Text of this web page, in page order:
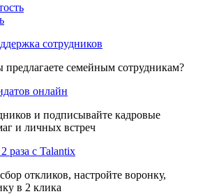
сотрудников
предлагаете семейным сотрудникам?
онлайн
и подписывайте кадровые
и личных встреч
раза с Talantix
откликов, настройте воронку,
в 2 клика